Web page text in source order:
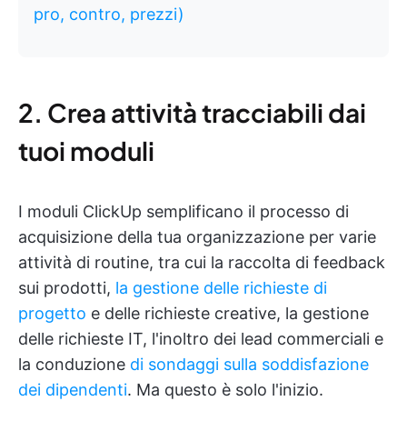
pro, contro, prezzi)
2. Crea attività tracciabili dai
tuoi moduli
I moduli ClickUp semplificano il processo di
acquisizione della tua organizzazione per varie
attività di routine, tra cui la raccolta di feedback
sui prodotti, la gestione delle richieste di
progetto e delle richieste creative, la gestione
delle richieste IT, l'inoltro dei lead commerciali e
la conduzione di sondaggi sulla soddisfazione
dei dipendenti. Ma questo è solo l'inizio.